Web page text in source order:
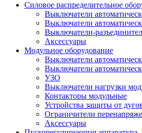
Силовое распределительное
Выключатели
Выключатели
Выключатели-
Аксессуары
Модульное оборудование
Выключатели
Выключатели
УЗО
Выключатели нагрузки
Контакторы модульные
Устройства защиты от
Ограничители
Аксессуары